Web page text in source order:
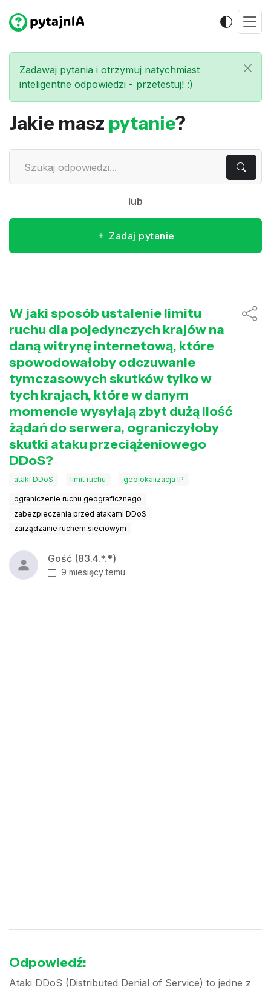
Zadawaj pytania i otrzymuj natychmiast
inteligentne odpowiedzi - przetestuj! :)
Jakie masz pytanie?
lub
Zadaj pytanie
W jaki sposób ustalenie limitu
ruchu dla pojedynczych krajów na
daną witrynę internetową, które
spowodowałoby odczuwanie
tymczasowych skutków tylko w
tych krajach, które w danym
momencie wysyłają zbyt dużą ilość
żądań do serwera, ograniczyłoby
skutki ataku przeciążeniowego
DDoS?
ataki DDoS limit ruchu geolokalizacja IP
ograniczenie ruchu geograficznego
zabezpieczenia przed atakami DDoS
zarządzanie ruchem sieciowym
Gość (83.4.*.*)
9 miesięcy temu
Odpowiedź:
Ataki DDoS (Distributed Denial of Service) to jedne z